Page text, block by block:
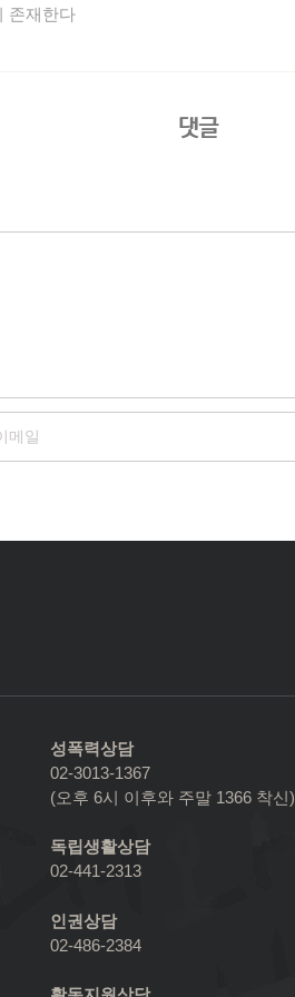
존재한다
댓글
성폭력상담
02-3013-1367
(오후 6시 이후와 주말 1366 착신)
독립생활상담
02-441-2313
인권상담
02-486-2384